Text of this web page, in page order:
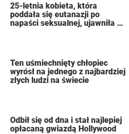
25-letnia kobieta, która
poddała się eutanazji po
napaści seksualnej, ujawniła w
Ten uśmiechnięty chłopiec
wyrósł na jednego z najbardziej
złych ludzi na świecie
Odbił się od dna i stał najlepiej
opłacaną gwiazdą Hollywood